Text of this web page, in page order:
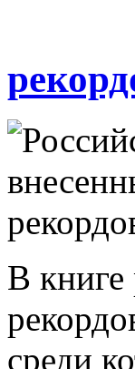
В книге
среди